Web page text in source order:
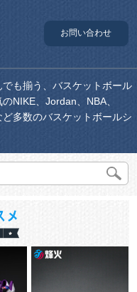
お問い合わせ
も揃う、バスケットボール
NIKE、Jordan、NBA、
多数のバスケットボールシ